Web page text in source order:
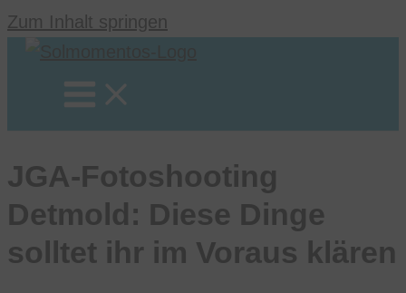
Zum Inhalt springen
JGA-Fotoshooting
Detmold: Diese Dinge
solltet ihr im Voraus klären